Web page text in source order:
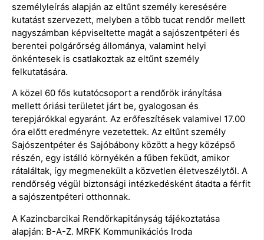
személyleírás alapján az eltűnt személy keresésére
kutatást szervezett, melyben a több tucat rendőr mellett
nagyszámban képviseltette magát a sajószentpéteri és
berentei polgárőrség állománya, valamint helyi
önkéntesek is csatlakoztak az eltűnt személy
felkutatására.
A közel 60 fős kutatócsoport a rendőrök irányítása
mellett óriási területet járt be, gyalogosan és
terepjárókkal egyaránt. Az erőfeszítések valamivel 17.00
óra előtt eredményre vezetettek. Az eltűnt személy
Sajószentpéter és Sajóbábony között a hegy középső
részén, egy istálló környékén a fűben feküdt, amikor
rátaláltak, így megmenekült a közvetlen életveszélytől. A
rendőrség végül biztonsági intézkedésként átadta a férfit
a sajószentpéteri otthonnak.
A Kazincbarcikai Rendőrkapitányság tájékoztatása
alapján: B-A-Z. MRFK Kommunikációs Iroda